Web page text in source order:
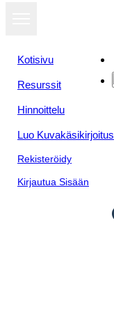
Kotisivu
Resurssit
Hinnoittelu
Luo Kuvakäsikirjoitus
Rekisteröidy
Kirjautua Sisään